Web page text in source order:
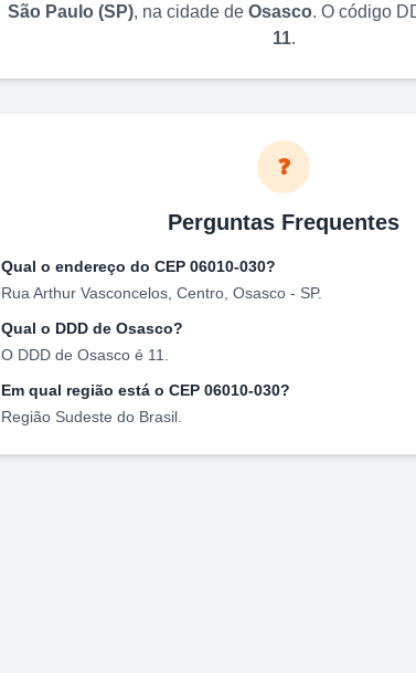
São Paulo(SP), na cidade de Osasco. O código
11.
❓
Perguntas Frequentes
Qual o endereço do CEP 06010-030?
Rua Arthur Vasconcelos Centro Osasco - SP.
Qual o DDD de Osasco?
O DDD de Osasco é 11
Em qual região está o CEP 06010-030?
Região Sudeste do Brasil.